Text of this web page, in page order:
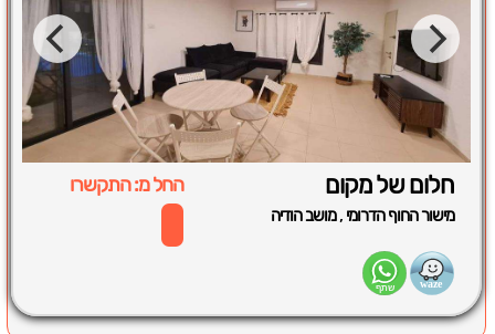
חלום של מקום החל מ: התקשרו
מישור החוף הדרומי ,מושב הודיה